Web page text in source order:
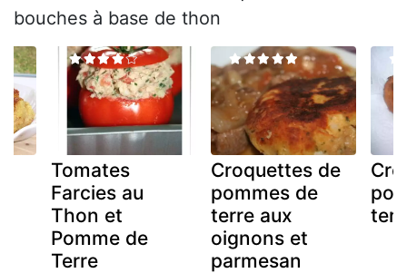
bouches à base de thon
Tomates
Farcies au
Thon et
Pomme de
Terre
Croquettes de
pommes de
terre aux
oignons et
parmesan